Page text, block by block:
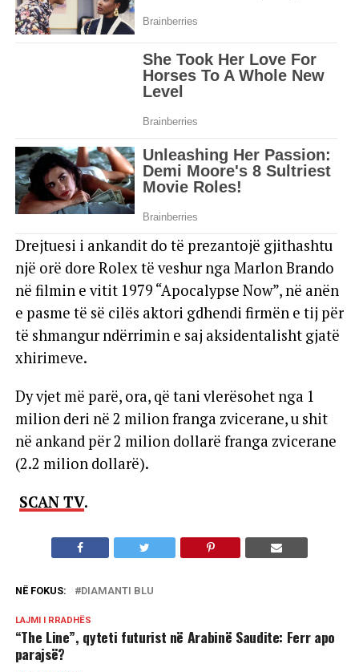
Drejtuesi i ankandit do të prezantojë gjithashtu
një orë dore Rolex të veshur nga Marlon Brando
në filmin e vitit 1979 “Apocalypse Now”, në anën
e pasme të së cilës aktori gdhendi firmën e tij për
të shmangur ndërrimin e saj aksidentalisht gjatë
xhirimeve.
Dy vjet më parë, ora, që tani vlerësohet nga 1
milion deri në 2 milion franga zvicerane, u shit
në ankand për 2 milion dollarë franga zvicerane
(2.2 milion dollarë).
SCAN TV.
NË FOKUS: DIAMANTI BLU
LAJMI I RRADHËS
“The Line”, qyteti futurist në Arabinë Saudite: Ferr apo
parajsë?